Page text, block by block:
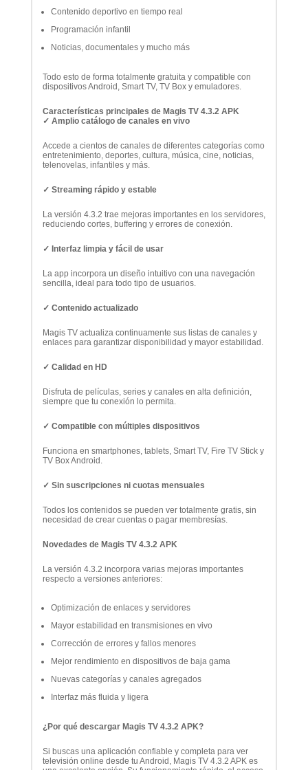
Contenido deportivo en tiempo real
Programación infantil
Noticias, documentales y mucho más
Todo esto de forma totalmente gratuita y compatible con
dispositivos Android, Smart TV, TV Box y emuladores.
Características principales de Magis TV 4.3.2 APK
✓ Amplio catálogo de canales en vivo
Accede a cientos de canales de diferentes categorías como
entretenimiento, deportes, cultura, música, cine, noticias,
telenovelas, infantiles y más.
✓ Streaming rápido y estable
La versión 4.3.2 trae mejoras importantes en los servidores,
reduciendo cortes, buffering y errores de conexión.
✓ Interfaz limpia y fácil de usar
La app incorpora un diseño intuitivo con una navegación
sencilla, ideal para todo tipo de usuarios.
✓ Contenido actualizado
Magis TV actualiza continuamente sus listas de canales y
enlaces para garantizar disponibilidad y mayor estabilidad.
✓ Calidad en HD
Disfruta de películas, series y canales en alta definición,
siempre que tu conexión lo permita.
✓ Compatible con múltiples dispositivos
Funciona en smartphones, tablets, Smart TV, Fire TV Stick y
TV Box Android.
✓ Sin suscripciones ni cuotas mensuales
Todos los contenidos se pueden ver totalmente gratis, sin
necesidad de crear cuentas o pagar membresías.
Novedades de Magis TV 4.3.2 APK
La versión 4.3.2 incorpora varias mejoras importantes
respecto a versiones anteriores:
Optimización de enlaces y servidores
Mayor estabilidad en transmisiones en vivo
Corrección de errores y fallos menores
Mejor rendimiento en dispositivos de baja gama
Nuevas categorías y canales agregados
Interfaz más fluida y ligera
¿Por qué descargar Magis TV 4.3.2 APK?
Si buscas una aplicación confiable y completa para ver
televisión online desde tu Android, Magis TV 4.3.2 APK es